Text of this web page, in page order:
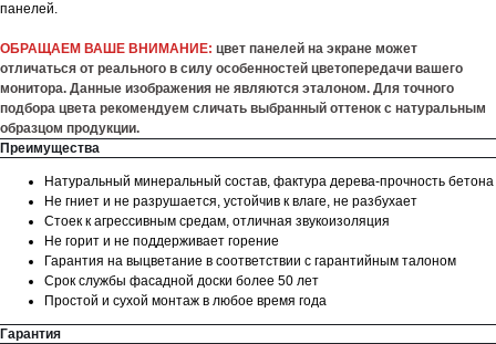
панелей.
ОБРАЩАЕМ ВАШЕ ВНИМАНИЕ: цвет панелей на экране может
отличаться от реального в силу особенностей цветопередачи вашего
монитора. Данные изображения не являются эталоном. Для точного
подбора цвета рекомендуем сличать выбранный оттенок с натуральным
образцом продукции.
Преимущества
Натуральный минеральный состав, фактура дерева-прочность бетона
Не гниет и не разрушается, устойчив к влаге, не разбухает
Стоек к агрессивным средам, отличная звукоизоляция
Не горит и не поддерживает горение
Гарантия на выцветание в соответствии с гарантийным талоном
Срок службы фасадной доски более 50 лет
Простой и сухой монтаж в любое время года
Гарантия